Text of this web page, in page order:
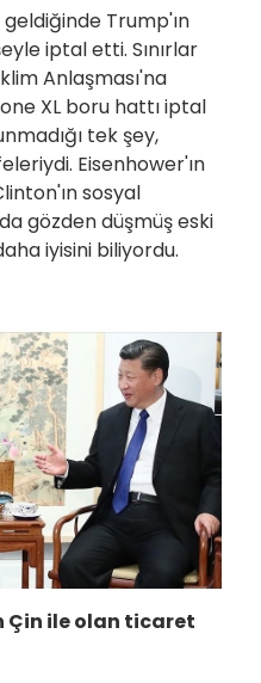
Trump'ın
iptal etti. Sınırlar
Anlaşması'na
XL boru hattı iptal
tek şey,
Eisenhower'ın
sosyal
gözden düşmüş eski
iyisini biliyordu.
Çin ile olan ticaret